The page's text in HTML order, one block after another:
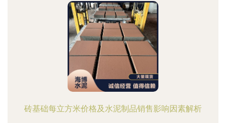
砖基础每立方米价格及水泥制品销售影响因素解析